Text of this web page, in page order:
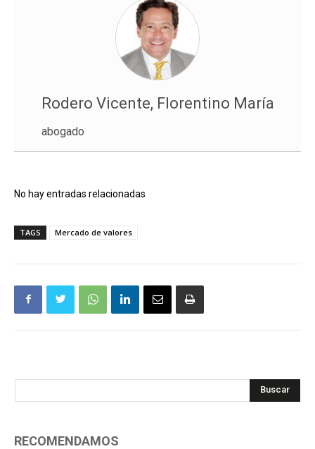
Rodero Vicente, Florentino María
abogado
No hay entradas relacionadas
TAGS Mercado de valores
Buscar
RECOMENDAMOS